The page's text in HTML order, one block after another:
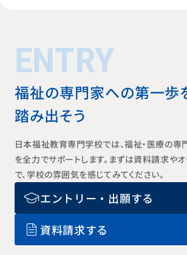
ENTRY
福祉の専門家への第一歩
踏み出そう
日本福祉教育専門学校では、福祉・医療の
を全力でサポートします。まずは資料請求や
で、学校の雰囲気を感じてみてください。
エントリー・出願する
資料請求する